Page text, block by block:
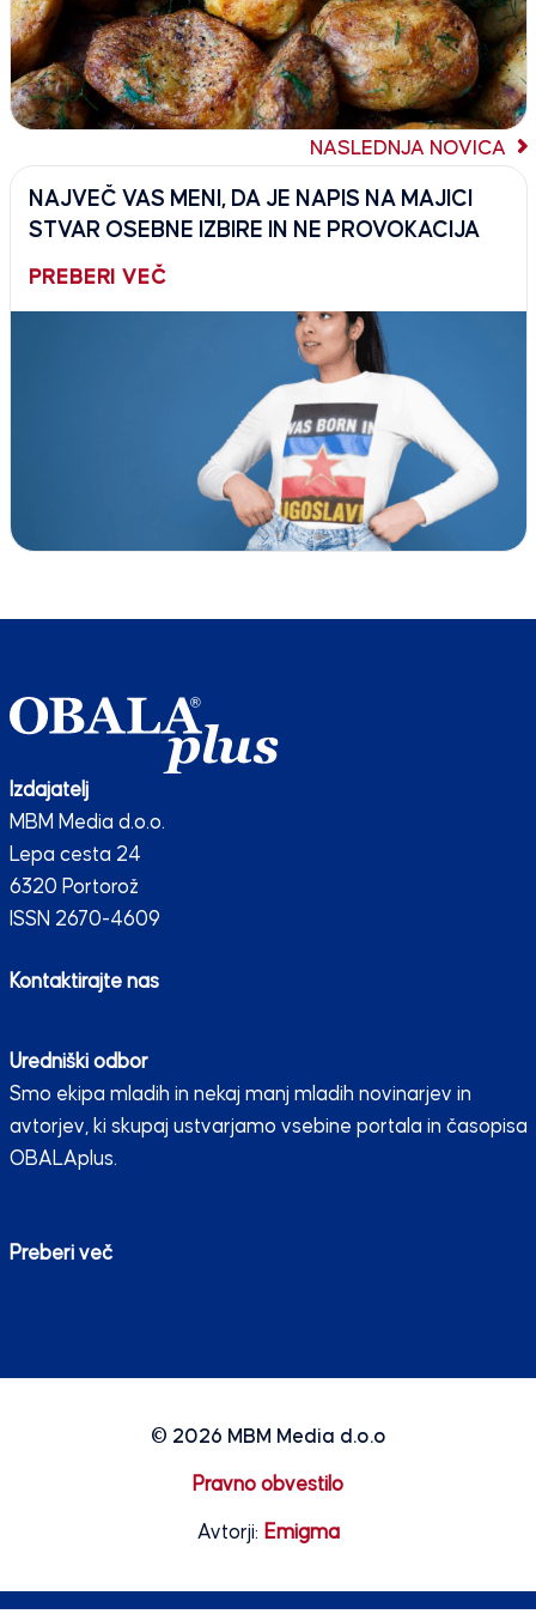
NASLEDNJA NOVICA
NAJVEČ VAS MENI, DA JE NAPIS NA MAJICI
STVAR OSEBNE IZBIRE IN NE PROVOKACIJA
PREBERI VEČ
Izdajatelj
MBM Media d.o.o.
Lepa cesta 24
6320 Portorož
ISSN 2670-4609
Kontaktirajte nas
Uredniški odbor
Smo ekipa mladih in nekaj manj mladih novinarjev in
avtorjev, ki skupaj ustvarjamo vsebine portala in časopisa
OBALAplus.
Preberi več
© 2026 MBM Media d.o.o
Pravno obvestilo
Avtorji: Emigma